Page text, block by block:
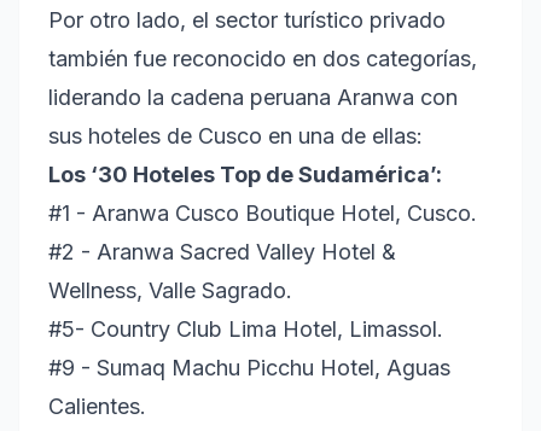
Por otro lado, el sector turístico privado
también fue reconocido en dos categorías,
liderando la cadena peruana Aranwa con
sus hoteles de Cusco en una de ellas:
Los ‘30 Hoteles Top de Sudamérica’:
#1 - Aranwa Cusco Boutique Hotel, Cusco.
#2 - Aranwa Sacred Valley Hotel &
Wellness, Valle Sagrado.
#5- Country Club Lima Hotel, Limassol.
#9 - Sumaq Machu Picchu Hotel, Aguas
Calientes.